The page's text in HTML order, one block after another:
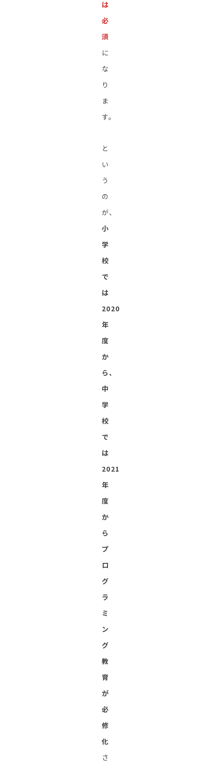
は
必
須
に
な
り
ま
す。
と
い
う
の
が、
小
学
校
で
は
2020
年
度
か
ら、
中
学
校
で
は
2021
年
度
か
ら
プ
ロ
グ
ラ
ミ
ン
グ
教
育
が
必
修
化
さ